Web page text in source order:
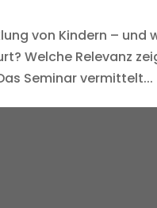
von Kindern – und
Welche Relevanz
Seminar vermittelt...